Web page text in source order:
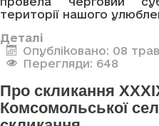
території нашого
Деталі
Опубліковано: 08
Перегляди: 648
Про скликання
Комсомольської